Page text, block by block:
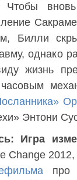
вновь
Билли
однако
жизнь
Энтони
Игра
Change
про